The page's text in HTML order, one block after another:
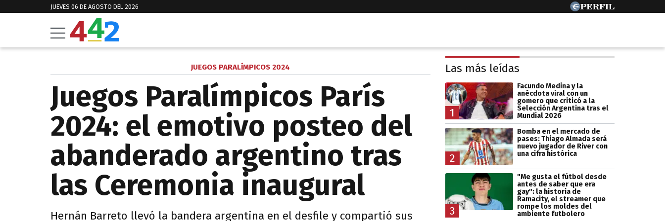
JUEVES 06 DE AGOSTO DEL 2026
JUEGOS PARALÍMPICOS 2024
Juegos Paralímpicos París
2024: el emotivo posteo del
abanderado argentino tras
las Ceremonia inaugural
Hernán Barreto llevó la bandera argentina en el desfile y compartió sus
Las más leídas
1
Facundo Medina y la
anécdota viral con un
gomero que criticó a la
Selección Argentina tras el
Mundial 2026
2
Bomba en el mercado de
pases: Thiago Almada será
nuevo jugador de River con
una cifra histórica
3
"Me gusta el fútbol desde
antes de saber que era
gay": la historia de
Ramacity, el streamer que
rompe los moldes del
ambiente futbolero